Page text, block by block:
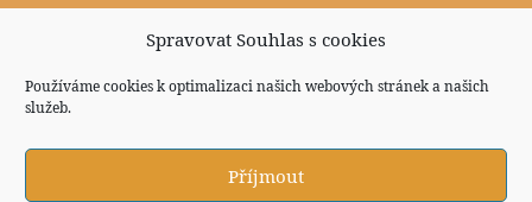
Spravovat Souhlas s cookies
Používáme cookies k optimalizaci našich webových stránek a našich
služeb.
Příjmout
Sociální sítě